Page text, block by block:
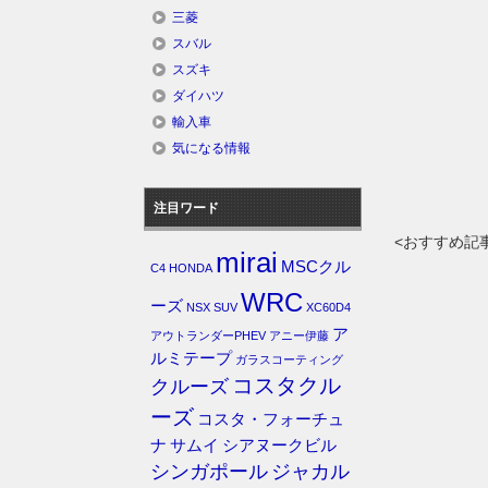
<おすすめ記
三菱
スバル
スズキ
ダイハツ
輸入車
気になる情報
注目ワード
C4 HONDA mirai MSCクル
ーズ NSX SUV WRC XC60D4
アウトランダーPHEV アニー伊藤 ア
ルミテープ ガラスコーティング
クルーズ コスタクル
ーズ コスタ・フォーチュ
ナ サムイ シアヌークビル
シンガポール ジャカル